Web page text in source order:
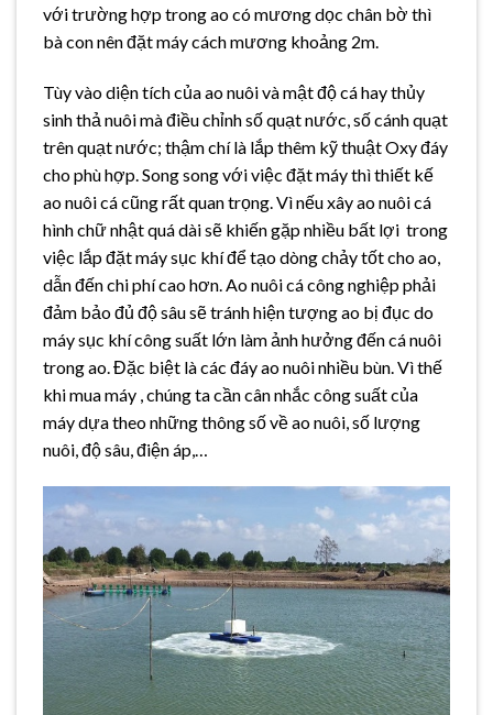
với trường hợp trong ao có mương dọc chân bờ thì
bà con nên đặt máy cách mương khoảng 2m.
Tùy vào diện tích của ao nuôi và mật độ cá hay thủy
sinh thả nuôi mà điều chỉnh số quạt nước, số cánh quạt
trên quạt nước; thậm chí là lắp thêm kỹ thuật Oxy đáy
cho phù hợp. Song song với việc đặt máy thì thiết kế
ao nuôi cá cũng rất quan trọng. Vì nếu xây ao nuôi cá
hình chữ nhật quá dài sẽ khiến gặp nhiều bất lợi trong
việc lắp đặt máy sục khí để tạo dòng chảy tốt cho ao,
dẫn đến chi phí cao hơn. Ao nuôi cá công nghiệp phải
đảm bảo đủ độ sâu sẽ tránh hiện tượng ao bị đục do
máy sục khí công suất lớn làm ảnh hưởng đến cá nuôi
trong ao. Đặc biệt là các đáy ao nuôi nhiều bùn. Vì thế
khi mua máy , chúng ta cần cân nhắc công suất của
máy dựa theo những thông số về ao nuôi, số lượng
nuôi, độ sâu, điện áp,…